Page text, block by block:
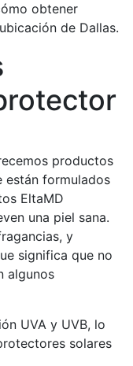
obtener
de Dallas.
productos
están formulados
EltaMD
una piel sana.
y
significa que no
algunos
UVA y UVB, lo
solares